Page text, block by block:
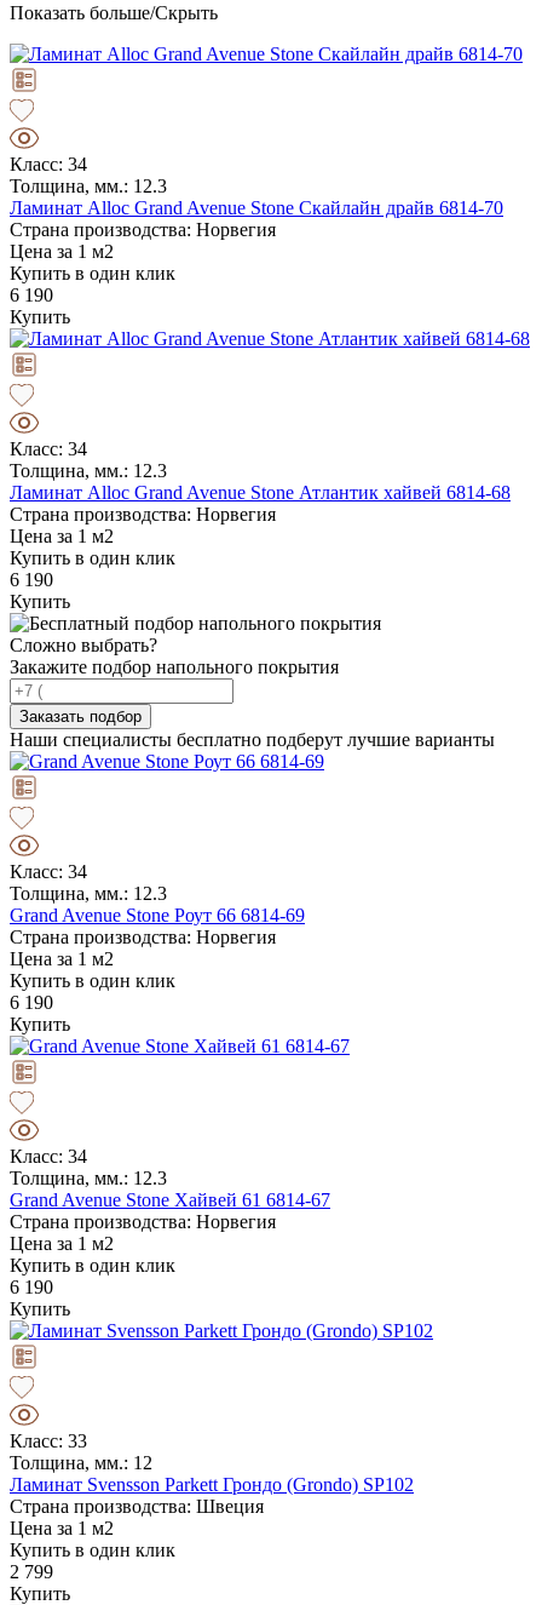
Показать больше/Скрыть
Класс: 34
Толщина, мм.: 12.3
Ламинат Alloc Grand Avenue Stone Скайлайн драйв 6814-70
Страна производства: Норвегия
Цена за 1 м2
Купить в один клик
6 190
Купить
Класс: 34
Толщина, мм.: 12.3
Ламинат Alloc Grand Avenue Stone Атлантик хайвей 6814-68
Страна производства: Норвегия
Цена за 1 м2
Купить в один клик
6 190
Купить
Сложно выбрать?
Закажите подбор напольного покрытия
Заказать подбор
Наши специалисты бесплатно подберут лучшие варианты
Класс: 34
Толщина, мм.: 12.3
Grand Avenue Stone Роут 66 6814-69
Страна производства: Норвегия
Цена за 1 м2
Купить в один клик
6 190
Купить
Класс: 34
Толщина, мм.: 12.3
Grand Avenue Stone Хайвей 61 6814-67
Страна производства: Норвегия
Цена за 1 м2
Купить в один клик
6 190
Купить
Класс: 33
Толщина, мм.: 12
Ламинат Svensson Parkett Грондо (Grondo) SP102
Страна производства: Швеция
Цена за 1 м2
Купить в один клик
2 799
Купить